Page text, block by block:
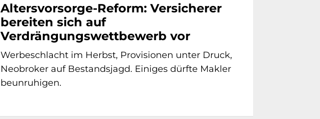
Altersvorsorge-Reform: Versicherer
bereiten sich auf
Verdrängungswettbewerb vor
Werbeschlacht im Herbst, Provisionen unter Druck,
Neobroker auf Bestandsjagd. Einiges dürfte Makler
beunruhigen.